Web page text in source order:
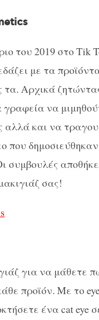
του 2019 στο Tik
με τα
τα. Αρχικά
να
αλλά και να
που
συμβουλές
σας!
για να μάθετε
προϊόν. Με το
ένα cat eye